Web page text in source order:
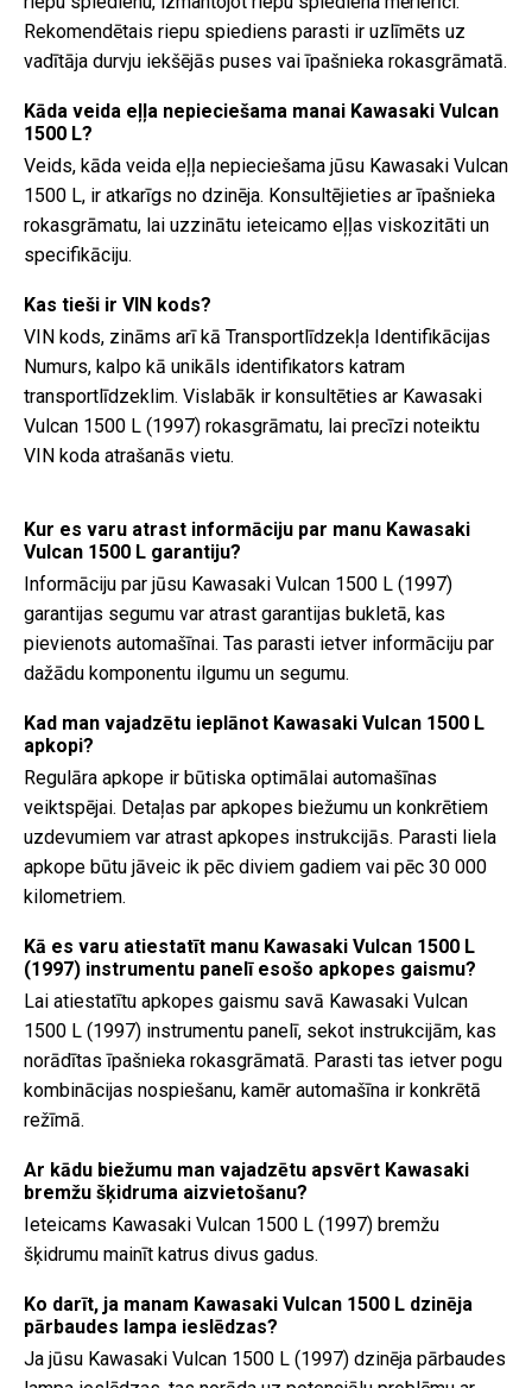
Rekomendētais riepu spiediens parasti ir uzlīmēts uz
vadītāja durvju iekšējās puses vai īpašnieka rokasgrāmatā.
Kāda veida eļļa nepieciešama manai Kawasaki Vulcan
1500 L?
Veids, kāda veida eļļa nepieciešama jūsu Kawasaki Vulcan
1500 L, ir atkarīgs no dzinēja. Konsultējieties ar īpašnieka
rokasgrāmatu, lai uzzinātu ieteicamo eļļas viskozitāti un
specifikāciju.
Kas tieši ir VIN kods?
VIN kods, zināms arī kā Transportlīdzekļa Identifikācijas
Numurs, kalpo kā unikāls identifikators katram
transportlīdzeklim. Vislabāk ir konsultēties ar Kawasaki
Vulcan 1500 L (1997) rokasgrāmatu, lai precīzi noteiktu
VIN koda atrašanās vietu.
Kur es varu atrast informāciju par manu Kawasaki
Vulcan 1500 L garantiju?
Informāciju par jūsu Kawasaki Vulcan 1500 L (1997)
garantijas segumu var atrast garantijas bukletā, kas
pievienots automašīnai. Tas parasti ietver informāciju par
dažādu komponentu ilgumu un segumu.
Kad man vajadzētu ieplānot Kawasaki Vulcan 1500 L
apkopi?
Regulāra apkope ir būtiska optimālai automašīnas
veiktspējai. Detaļas par apkopes biežumu un konkrētiem
uzdevumiem var atrast apkopes instrukcijās. Parasti liela
apkope būtu jāveic ik pēc diviem gadiem vai pēc 30 000
kilometriem.
Kā es varu atiestatīt manu Kawasaki Vulcan 1500 L
(1997) instrumentu panelī esošo apkopes gaismu?
Lai atiestatītu apkopes gaismu savā Kawasaki Vulcan
1500 L (1997) instrumentu panelī, sekot instrukcijām, kas
norādītas īpašnieka rokasgrāmatā. Parasti tas ietver pogu
kombinācijas nospiešanu, kamēr automašīna ir konkrētā
režīmā.
Ar kādu biežumu man vajadzētu apsvērt Kawasaki
bremžu šķidruma aizvietošanu?
Ieteicams Kawasaki Vulcan 1500 L (1997) bremžu
šķidrumu mainīt katrus divus gadus.
Ko darīt, ja manam Kawasaki Vulcan 1500 L dzinēja
pārbaudes lampa ieslēdzas?
Ja jūsu Kawasaki Vulcan 1500 L (1997) dzinēja pārbaudes